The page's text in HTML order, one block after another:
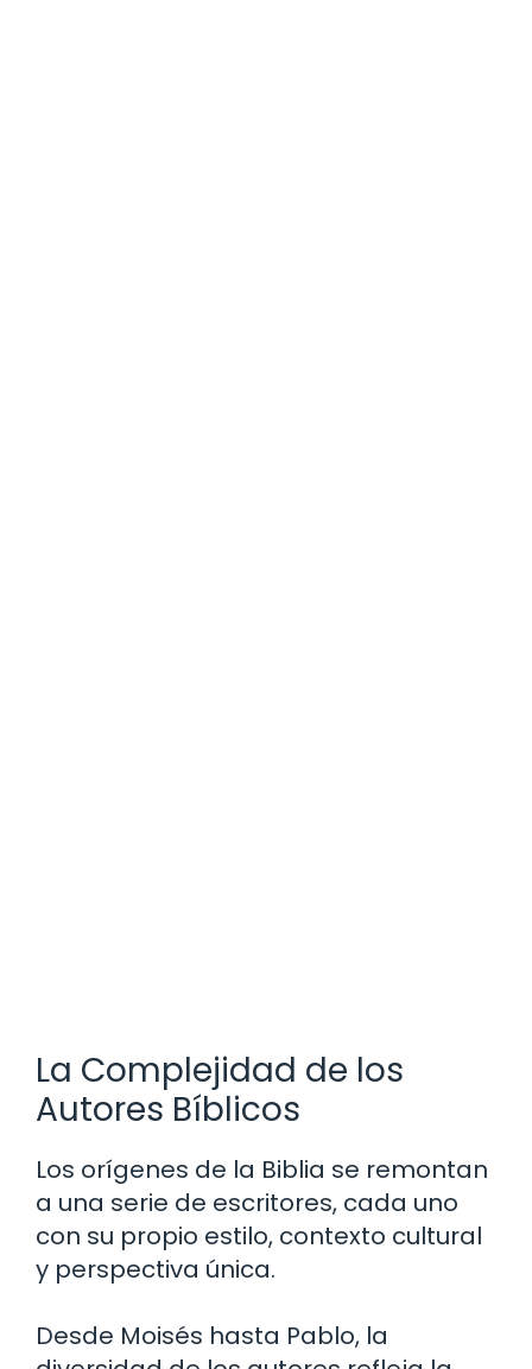
La Complejidad de los
Autores Bíblicos
Los orígenes de la Biblia se remontan
a una serie de escritores, cada uno
con su propio estilo, contexto cultural
y perspectiva única.
Desde Moisés hasta Pablo, la